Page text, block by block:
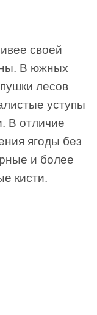
своей
В южных
лесов
уступы
В отличие
ягоды без
и более
кисти.